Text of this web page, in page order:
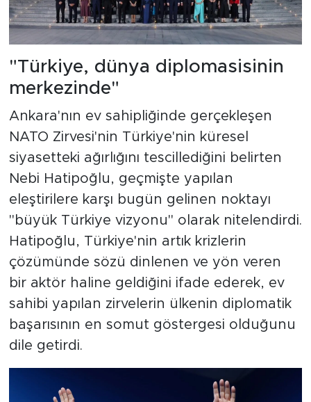
"Türkiye, dünya diplomasisinin
merkezinde"
Ankara'nın ev sahipliğinde gerçekleşen
NATO Zirvesi'nin Türkiye'nin küresel
siyasetteki ağırlığını tescillediğini belirten
Nebi Hatipoğlu, geçmişte yapılan
eleştirilere karşı bugün gelinen noktayı
"büyük Türkiye vizyonu" olarak nitelendirdi.
Hatipoğlu, Türkiye'nin artık krizlerin
çözümünde sözü dinlenen ve yön veren
bir aktör haline geldiğini ifade ederek, ev
sahibi yapılan zirvelerin ülkenin diplomatik
başarısının en somut göstergesi olduğunu
dile getirdi.